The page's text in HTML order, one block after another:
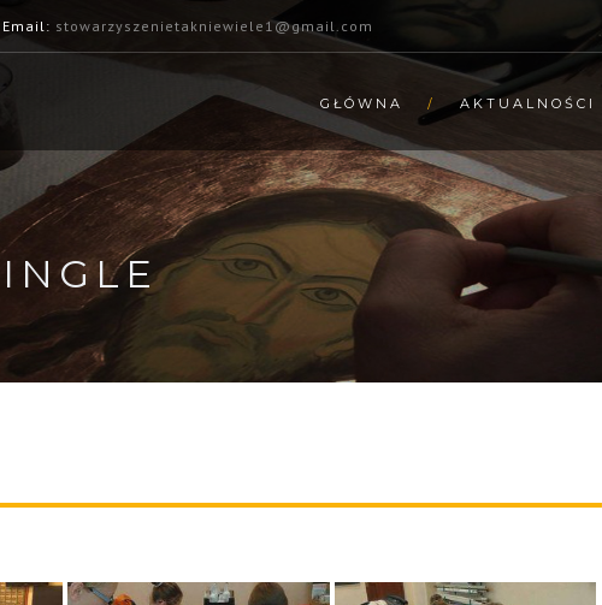
Email: stowarzyszenietakniewiele1@gmail.com
GŁÓWNA AKTUALNOŚCI